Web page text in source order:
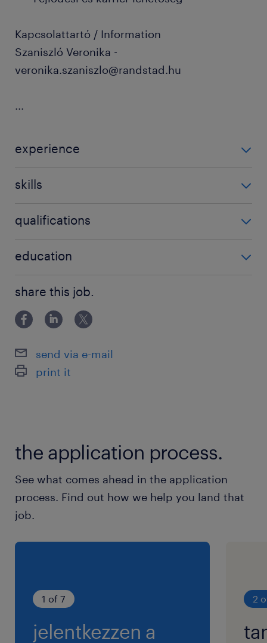
Kapcsolattartó / Information
Szaniszló Veronika -
veronika.szaniszlo@randstad.hu
...
experience
skills
termelés irányítás
qualifications
education
share this job.
send via e-mail
print it
the application process.
See what comes ahead in the application
process. Find out how we help you land that
job.
1 of 7
jelentkezzen a
2